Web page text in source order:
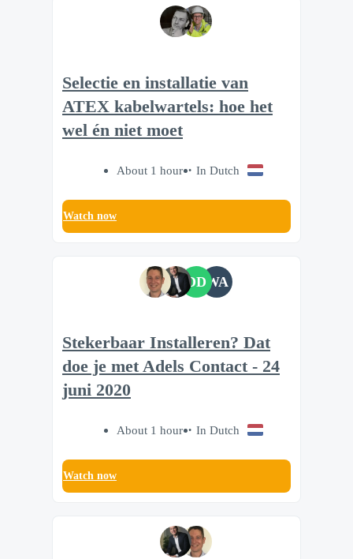
Selectie en installatie van
ATEX kabelwartels: hoe het
wel én niet moet
About 1 hour In Dutch
Watch now
DDWA
Stekerbaar Installeren? Dat
doe je met Adels Contact - 24
juni 2020
About 1 hour In Dutch
Watch now